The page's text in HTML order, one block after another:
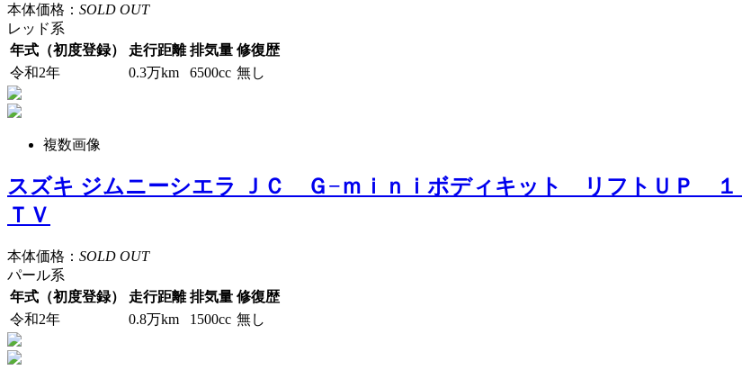
本体価格： SOLD OUT
レッド系
年式（初度登録）
走行距離 排気量 修復歴
令和2年
0.3万km 6500cc 無し
複数画像
スズキ ジムニーシエラ ＪＣ Ｇ−ｍｉｎｉボディキット リフトＵＰ
ＴＶ
本体価格： SOLD OUT
パール系
年式（初度登録）
走行距離 排気量 修復歴
令和2年
0.8万km 1500cc 無し